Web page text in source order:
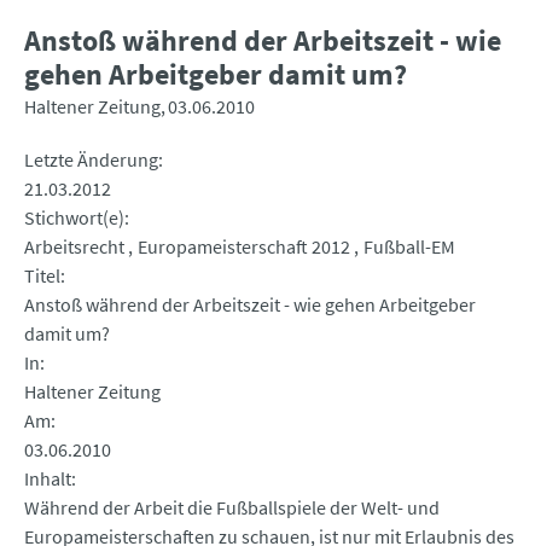
Anstoß während der Arbeitszeit - wie
gehen Arbeitgeber damit um?
Haltener Zeitung 03.06.2010
Letzte Änderung
21.03.2012
Stichwort(e)
Arbeitsrecht Europameisterschaft 2012 Fußball-EM
Titel
Anstoß während der Arbeitszeit - wie gehen Arbeitgeber
damit um?
In
Haltener Zeitung
Am
03.06.2010
Inhalt
Während der Arbeit die Fußballspiele der Welt- und
Europameisterschaften zu schauen, ist nur mit Erlaubnis des